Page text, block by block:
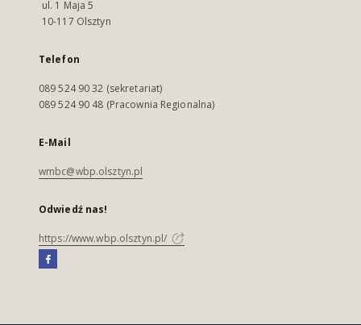
ul. 1 Maja 5
10-117 Olsztyn
Telefon
089 524 90 32 (sekretariat)
089 524 90 48 (Pracownia Regionalna)
E-Mail
wmbc@wbp.olsztyn.pl
Odwiedź nas!
https://www.wbp.olsztyn.pl/